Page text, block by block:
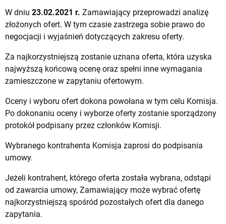
W dniu 23.02.2021 r. Zamawiający przeprowadzi analizę
złożonych ofert. W tym czasie zastrzega sobie prawo do
negocjacji i wyjaśnień dotyczących zakresu oferty.
Za najkorzystniejszą zostanie uznana oferta, która uzyska
najwyższą końcową ocenę oraz spełni inne wymagania
zamieszczone w zapytaniu ofertowym.
Oceny i wyboru ofert dokona powołana w tym celu Komisja.
Po dokonaniu oceny i wyborze oferty zostanie sporządzony
protokół podpisany przez członków Komisji.
Wybranego kontrahenta Komisja zaprosi do podpisania
umowy.
Jeżeli kontrahent, którego oferta została wybrana, odstąpi
od zawarcia umowy, Zamawiający może wybrać ofertę
najkorzystniejszą spośród pozostałych ofert dla danego
zapytania.